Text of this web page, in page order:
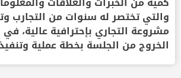
والتي تختصر له سنوات من التجارب
مشروعة التجاري بإحترافية عالية، في
الخروج من الجلسة بخطة عملية